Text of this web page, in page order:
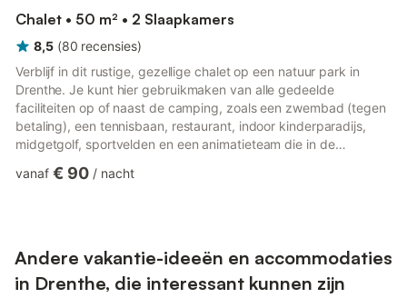
Chalet • 50 m² • 2 Slaapkamers
8,5 (80 recensies)
Verblijf in dit rustige, gezellige chalet op een natuur park in
Drenthe. Je kunt hier gebruikmaken van alle gedeelde
faciliteiten op of naast de camping, zoals een zwembad (tegen
betaling), een tennisbaan, restaurant, indoor kinderparadijs,
midgetgolf, sportvelden en een animatieteam die in de
genoeg voor een stel of een gezin, heeft een prachtige keuken,
bereiden,...
vanaf € 90 / nacht
Andere vakantie-ideeën en accommodaties
in Drenthe, die interessant kunnen zijn